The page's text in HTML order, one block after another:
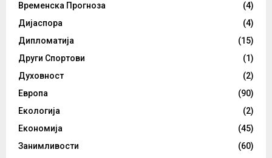
Временска Прогноза
(4)
Дијаспора
(4)
Дипломатија
(15)
Други Спортови
(1)
Духовност
(2)
Европа
(90)
Екологија
(2)
Економија
(45)
Занимливости
(60)